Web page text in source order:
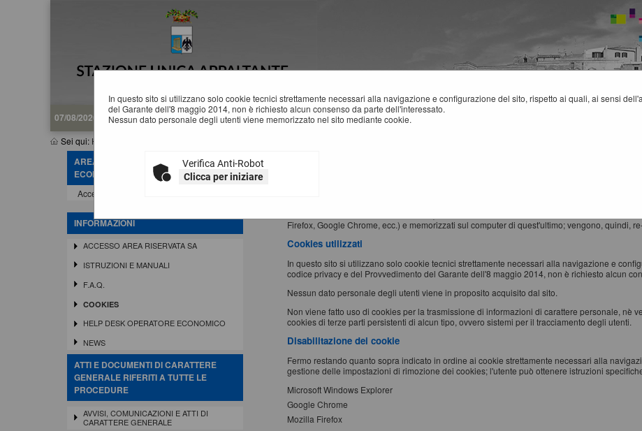
07/08/2026 06:08
Sei qui: Home
In questo sito si utilizzano solo cookie tecnici strettamente necessari alla navigazione e configurazione del sito, rispetto ai quali, ai sensi
del Garante dell'8 maggio 2014, non è richiesto alcun consenso da parte dell'interessato.
Nessun dato personale degli utenti viene memorizzato nel sito mediante cookie.
Verifica Anti-Robot
Clicca per iniziare
AREA RISERVATA OPERATORE
ECONOMICO
Accedi - Registrati
INFORMAZIONI
ACCESSO AREA RISERVATA SA
ISTRUZIONI E MANUALI
F.A.Q.
COOKIES
HELP DESK OPERATORE ECONOMICO
NEWS
ATTI E DOCUMENTI DI CARATTERE
GENERALE RIFERITI A TUTTE LE
PROCEDURE
AVVISI, COMUNICAZIONI E ATTI DI
CARATTERE GENERALE
I cookie sono inviati da un server web (che è il computer sul quale è in esecuzione il sito
Firefox, Google Chrome, ecc.) e memorizzati sul computer di quest'ultimo; vengono, quindi,
Cookies utilizzati
In questo sito si utilizzano solo cookie tecnici strettamente necessari alla navigazione e
codice privacy e del Provvedimento del Garante dell'8 maggio 2014, non è richiesto alcun
Nessun dato personale degli utenti viene in proposito acquisito dal sito.
Non viene fatto uso di cookies per la trasmissione di informazioni di carattere personale, nè
cookies di terze parti persistenti di alcun tipo, ovvero sistemi per il tracciamento degli utenti.
Disabilitazione dei cookie
Fermo restando quanto sopra indicato in ordine ai cookie strettamente necessari alla
gestione delle impostazioni di rimozione dei cookies; l'utente può ottenere istruzioni
Microsoft Windows Explorer
Google Chrome
Mozilla Firefox